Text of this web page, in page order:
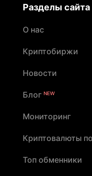
Разделы сайта
О нас
Криптобиржи
Новости
Блог NEW
Мониторинг
Криптовалюты
Топ обменники